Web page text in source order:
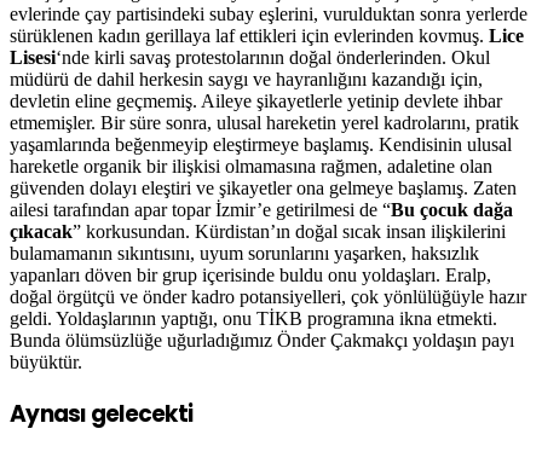
evlerinde çay partisindeki subay eşlerini, vurulduktan sonra yerlerde
sürüklenen kadın gerillaya laf ettikleri için evlerinden kovmuş. Lice
Lisesi‘nde kirli savaş protestolarının doğal önderlerinden. Okul
müdürü de dahil herkesin saygı ve hayranlığını kazandığı için,
devletin eline geçmemiş. Aileye şikayetlerle yetinip devlete ihbar
etmemişler. Bir süre sonra, ulusal hareketin yerel kadrolarını, pratik
yaşamlarında beğenmeyip eleştirmeye başlamış. Kendisinin ulusal
hareketle organik bir ilişkisi olmamasına rağmen, adaletine olan
güvenden dolayı eleştiri ve şikayetler ona gelmeye başlamış. Zaten
ailesi tarafından apar topar İzmir’e getirilmesi de “Bu çocuk dağa
çıkacak” korkusundan. Kürdistan’ın doğal sıcak insan ilişkilerini
bulamamanın sıkıntısını, uyum sorunlarını yaşarken, haksızlık
yapanları döven bir grup içerisinde buldu onu yoldaşları. Eralp,
doğal örgütçü ve önder kadro potansiyelleri, çok yönlülüğüyle hazır
geldi. Yoldaşlarının yaptığı, onu TİKB programına ikna etmekti.
Bunda ölümsüzlüğe uğurladığımız Önder Çakmakçı yoldaşın payı
büyüktür.
Aynası gelecekti